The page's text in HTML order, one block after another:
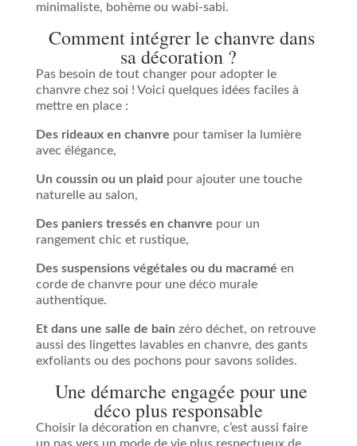
minimaliste, bohème ou wabi-sabi.
Comment intégrer le chanvre dans
sa décoration ?
Pas besoin de tout changer pour adopter le
chanvre chez soi ! Voici quelques idées faciles à
mettre en place :
Des rideaux en chanvre pour tamiser la lumière
avec élégance,
Un coussin ou un plaid pour ajouter une touche
naturelle au salon,
Des paniers tressés en chanvre pour un
rangement chic et rustique,
Des suspensions végétales ou du macramé en
corde de chanvre pour une déco murale
authentique.
Et dans une salle de bain zéro déchet, on retrouve
aussi des lingettes lavables en chanvre, des gants
exfoliants ou des pochons pour savons solides.
Une démarche engagée pour une
déco plus responsable
Choisir la décoration en chanvre, c’est aussi faire